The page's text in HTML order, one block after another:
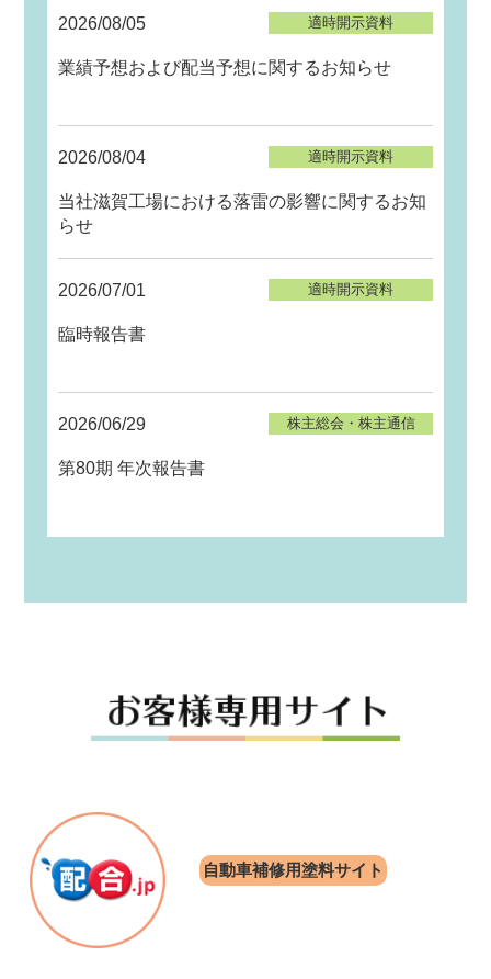
2026/08/05 適時開示資料
業績予想および配当予想に関するお知らせ
2026/08/04 適時開示資料
当社滋賀工場における落雷の影響に関するお知
らせ
2026/07/01 適時開示資料
臨時報告書
2026/06/29 株主総会・株主通信
第80期 年次報告書
自動車補修用塗料サイト